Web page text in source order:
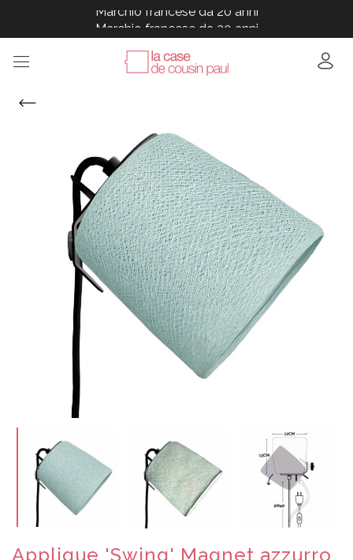
Marchio francese da 20 anni
Marchio francese da 20 anni
Applique 'Swing' Magnet azzurro